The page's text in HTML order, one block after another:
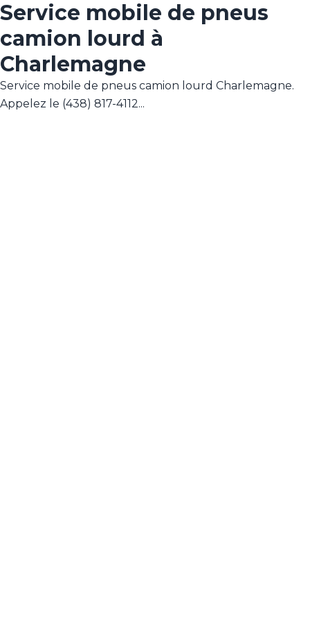
Service mobile de pneus
camion lourd à
Charlemagne
Service mobile de pneus camion lourd Charlemagne.
Appelez le (438) 817-4112...